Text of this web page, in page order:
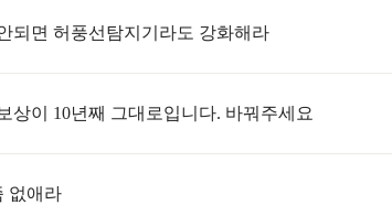
되면 허풍선탐지기라도 강화해라
상이 10년째 그대로입니다. 바꿔주세요
없애라